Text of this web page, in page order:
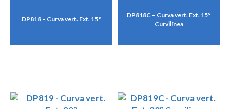
DP818 – Curva vert. Ext. 15°
DP818C – Curva vert. Ext. 15°
Curvilínea